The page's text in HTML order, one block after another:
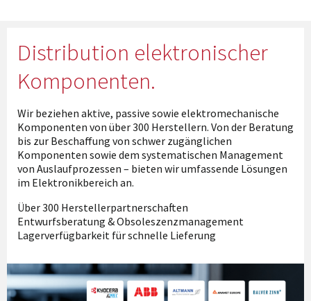
Distribution elektronischer
Komponenten.
Wir beziehen aktive, passive sowie elektromechanische
Komponenten von über 300 Herstellern. Von der Beratung
bis zur Beschaffung von schwer zugänglichen
Komponenten sowie dem systematischen Management
von Auslaufprozessen – bieten wir umfassende Lösungen
im Elektronikbereich an.
Über 300 Herstellerpartnerschaften
Entwurfsberatung & Obsoleszenzmanagement
Lagerverfügbarkeit für schnelle Lieferung